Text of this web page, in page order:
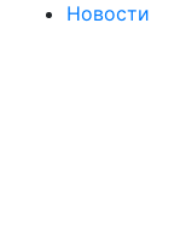
Новости